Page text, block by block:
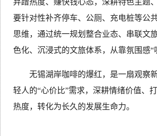
弃蹭热度、赚快钱心态，深耕特色主题
要针对性补齐停车、公厕、充电桩等公
思维，通过统一规划整合业态、串联文
色化、沉浸式的文旅体系，从靠氛围感“
无锡湖岸咖啡的爆红，是一扇观察
轻人的“心价比”需求，深耕情绪价值、
热度，转化为长久的发展生命力。